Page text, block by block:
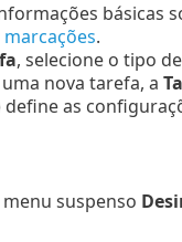
básicas
.
, selecione o tipo
nova tarefa, a
define as
suspenso